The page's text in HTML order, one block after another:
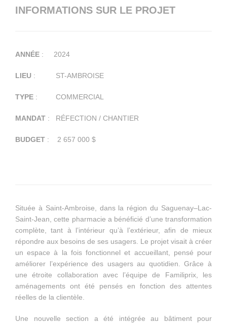
INFORMATIONS SUR LE PROJET
ANNÉE : 2024
LIEU : ST-AMBROISE
TYPE : COMMERCIAL
MANDAT : RÉFECTION / CHANTIER
BUDGET : 2 657 000 $
Située à Saint-Ambroise, dans la région du Saguenay–Lac-
Saint-Jean, cette pharmacie a bénéficié d’une transformation
complète, tant à l’intérieur qu’à l’extérieur, afin de mieux
répondre aux besoins de ses usagers. Le projet visait à créer
un espace à la fois fonctionnel et accueillant, pensé pour
améliorer l’expérience des usagers au quotidien. Grâce à
une étroite collaboration avec l’équipe de Familiprix, les
aménagements ont été pensés en fonction des attentes
réelles de la clientèle.
Une nouvelle section a été intégrée au bâtiment pour